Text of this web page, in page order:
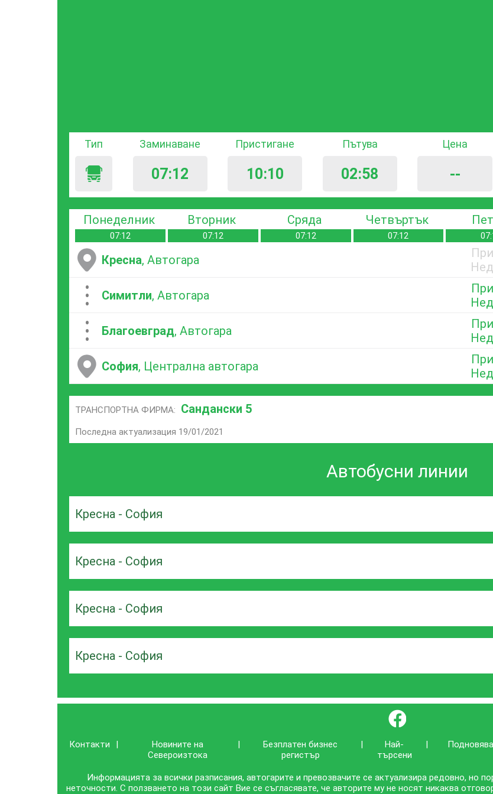
Тип Заминаване
07:12
Пристигане
10:10
Пътува
02:58
Цена
--
Понеделник
07:12
Вторник
07:12
Сряда
07:12
Четвъртък
07:12
Кресна, Автогара
Нед
...Симитли, Автогара
Нед
...Благоевград, Автогара
Нед
София, Централна автогара
Нед
ТРАНСПОРТНА ФИРМА: Сандански 5
Последна актуализация 19/01/2021
Автобусни линии
Кресна - София
Кресна - София
Кресна - София
Кресна - София
}
Контакти |
Новините на
Североизтока
|
Безплатен бизнес
регистър
|
Най-
търсени
|
Информацията за всички разписания, автогарите и превозвачите се актуализира редовно, но
неточности. С ползването на този сайт Вие се съгласявате, че авторите му не носят никаква